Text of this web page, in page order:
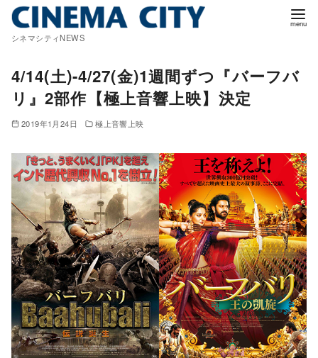
シネマシティNEWS
4/14(土)-4/27(金)1週間ずつ『バーフバ
リ』2部作【極上音響上映】決定
2019年1月24日 極上音響上映